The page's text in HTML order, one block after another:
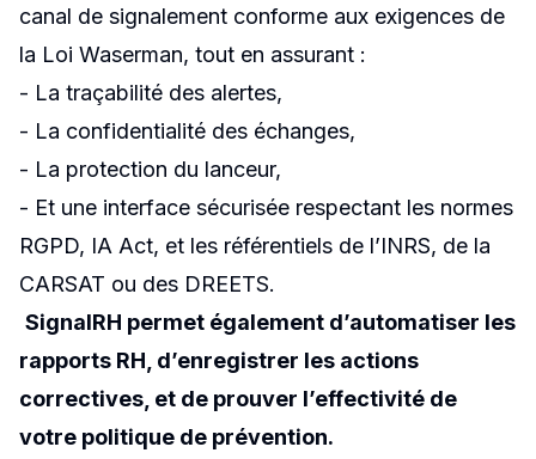
canal de signalement conforme aux exigences de
la Loi Waserman, tout en assurant :
- La traçabilité des alertes,
- La confidentialité des échanges,
- La protection du lanceur,
- Et une interface sécurisée respectant les normes
RGPD, IA Act, et les référentiels de l’INRS, de la
CARSAT ou des DREETS.
SignalRH permet également d’automatiser les
rapports RH, d’enregistrer les actions
correctives, et de prouver l’effectivité de
votre politique de prévention.